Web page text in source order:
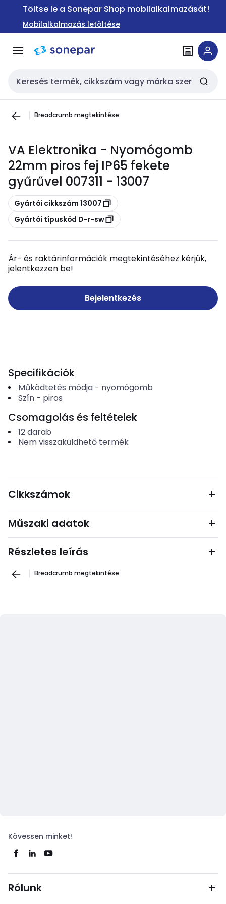
Ugrás a
Ugrás a
tartalomra
Töltse le a Sonepar Shop mobilalkalmazását!
Mobilalkalmazás letöltése
Keresési bemenet
Breadcrumb megtekintése
VA Elektronika - Nyomógomb
22mm piros fej IP65 fekete
gyűrűvel 007311 - 13007
Másolás
Gyártói cikkszám 13007
Másolás
Gyártói típuskód D-r-sw
Ár- és raktárinformációk megtekintéséhez kérjük,
jelentkezzen be!
Bejelentkezés
Specifikációk
Működtetés módja- nyomógomb
Szín- piros
Csomagolás és feltételek
12darab
Nem visszaküldhető termék
Cikkszámok
Műszaki adatok
Részletes leírás
Breadcrumb megtekintése
Kövessen minket!
Rólunk